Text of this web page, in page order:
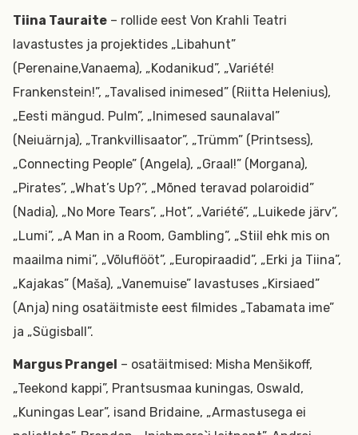
Tiina Tauraite – rollide eest Von Krahli Teatri
lavastustes ja projektides „Libahunt”
(Perenaine,Vanaema), „Kodanikud”, „Variété!
Frankenstein!”, „Tavalised inimesed” (Riitta Helenius),
„Eesti mängud. Pulm”, „Inimesed saunalaval”
(Neiuärnja), „Trankvillisaator”, „Trümm” (Printsess),
„Connecting People” (Angela), „Graal!” (Morgana),
„Pirates”, „What’s Up?”, „Mõned teravad polaroidid”
(Nadia), „No More Tears”, „Hot”, „Variété”, „Luikede järv”,
„Lumi”, „A Man in a Room, Gambling”, „Stiil ehk mis on
maailma nimi”, „Võluflööt”, „Europiraadid”, „Erki ja Tiina”,
„Kajakas” (Maša), „Vanemuise” lavastuses „Kirsiaed”
(Anja) ning osatäitmiste eest filmides „Tabamata ime”
ja „Sügisball”.
Margus Prangel – osatäitmised: Misha Menšikoff,
„Teekond kappi”, Prantsusmaa kuningas, Oswald,
„Kuningas Lear”, isand Bridaine, „Armastusega ei